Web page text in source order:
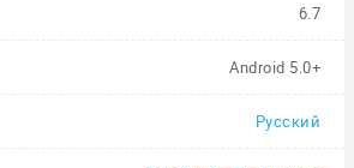
6.7
Android 5.0+
Русский